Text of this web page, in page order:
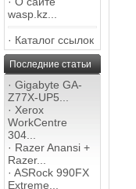
wasp.kz...
· Каталог ссылок
Последние статьи
· Gigabyte GA-
Z77X-UP5...
· Xerox
WorkCentre
304...
· Razer Anansi +
Razer...
· ASRock 990FX
Extreme...